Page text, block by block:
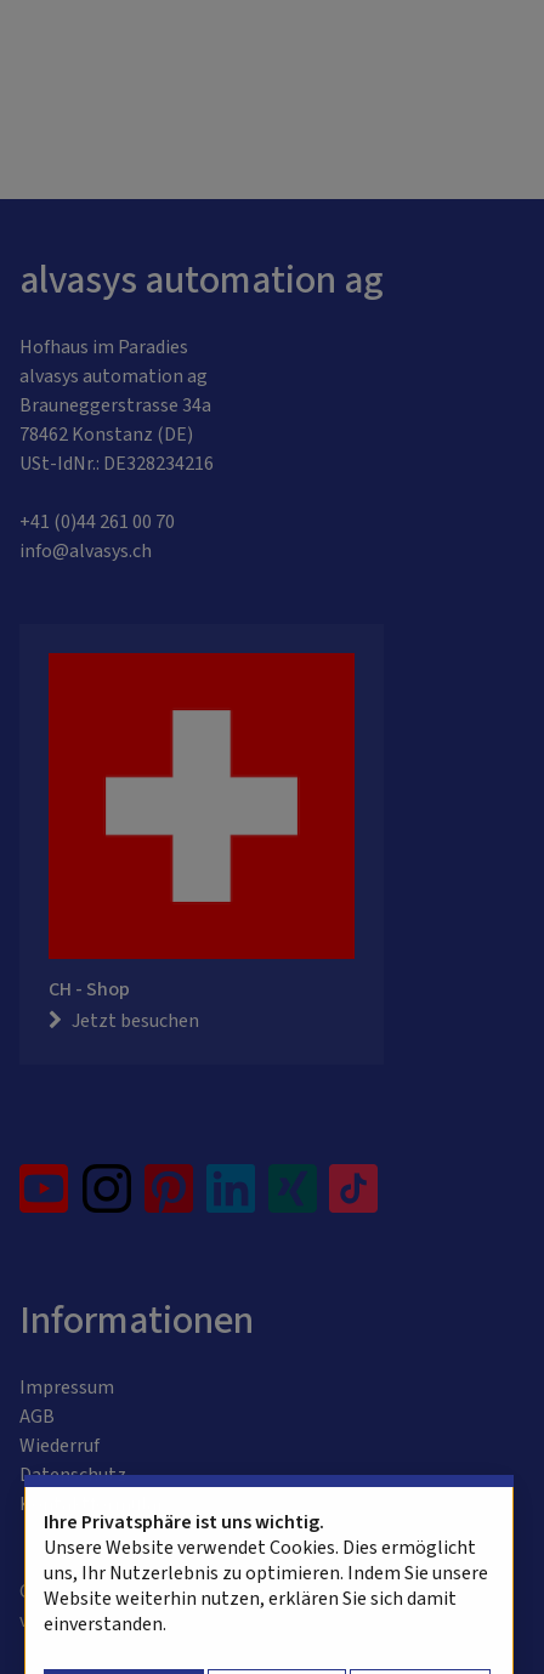
alvasys automation ag
Hofhaus im Paradies
alvasys automation ag
Brauneggerstrasse 34a
78462 Konstanz (DE)
USt-IdNr.: DE328234216
+41 (0)44 261 00 70
info@alvasys.ch
CH - Shop
Jetzt besuchen
Informationen
Impressum
AGB
Wiederruf
Datenschutz
Kontaktformular
Copyright © 2025 alvasys automation ag. Alle Rechte
vorbehalten.
Ihre Privatsphäre ist uns wichtig.
Unsere Website verwendet Cookies. Dies ermöglicht
uns, Ihr Nutzerlebnis zu optimieren. Indem Sie unsere
Website weiterhin nutzen, erklären Sie sich damit
einverstanden.